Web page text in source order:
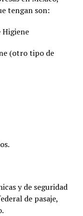
tengan son:
Higiene
(otro tipo de
y de seguridad
de pasaje,